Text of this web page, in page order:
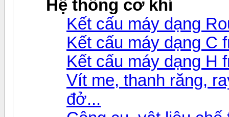
Hệ thống cơ khí
Kết cấu máy dạng
Kết cấu máy dạng C
Kết cấu máy dạng H
Vít me, thanh răng,
đở...